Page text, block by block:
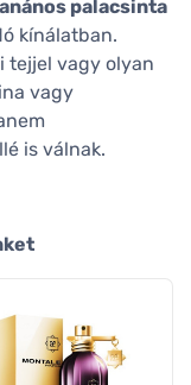
palacsinta
kínálatban.
tejjel vagy olyan
vagy
is válnak.